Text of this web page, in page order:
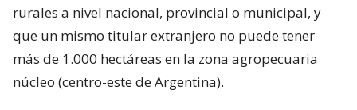
rurales a nivel nacional, provincial o municipal, y
que un mismo titular extranjero no puede tener
más de 1.000 hectáreas en la zona agropecuaria
núcleo (centro-este de Argentina).